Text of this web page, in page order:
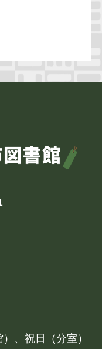
）、祝日（分室）